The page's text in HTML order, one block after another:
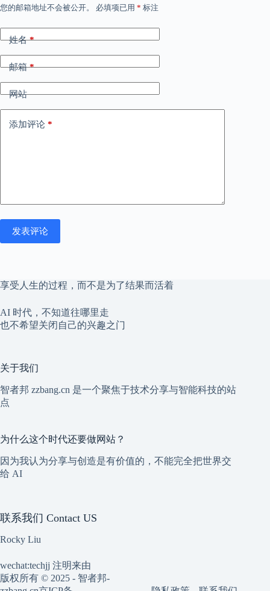
您的邮箱地址不会被公开。 必填项已用 * 标注
姓名*
邮箱*
网站
添加评论 *
发表评论
享受人生的过程，而不是为了结果而活着
AI 时代，不知道往哪里走
也不希望关闭自己的兴趣之门
关于我们
智者邦 zzbang.cn 是一个聚焦于技术分享与智能科技的站
点
为什么这个时代还要做网站？
因为我认为分享与创造是有价值的，不能完全把世界交
给 AI
联系我们 Contact US
Rocky Liu
wechat:techjj 注明来由
版权所有 © 2025 - 智者邦-